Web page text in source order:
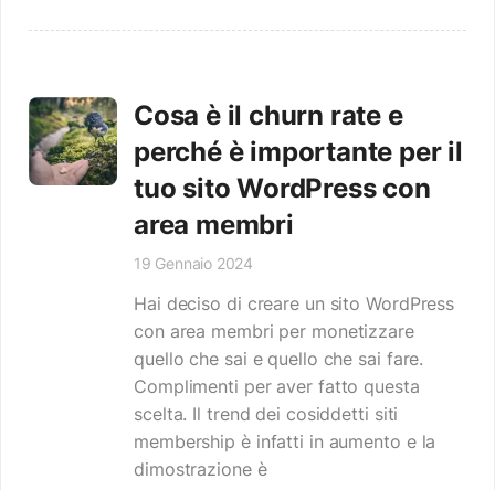
Cosa è il churn rate e
perché è importante per il
tuo sito WordPress con
area membri
19 Gennaio 2024
Hai deciso di creare un sito WordPress
con area membri per monetizzare
quello che sai e quello che sai fare.
Complimenti per aver fatto questa
scelta. Il trend dei cosiddetti siti
membership è infatti in aumento e la
dimostrazione è